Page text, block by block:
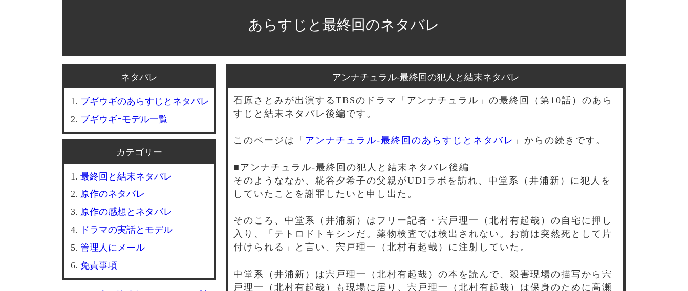
あらすじと最終回のネタバレ
アンナチュラル-最終回の犯人と結末ネタバレ
石原さとみが出演するTBSのドラマ「アンナチュラル」の最終回（第10話）のあら
すじと結末ネタバレ後編です。
このページは「 アンナチュラル-最終回のあらすじとネタバレ 」からの続きです。
■アンナチュラル-最終回の犯人と結末ネタバレ後編
そのようななか、糀谷夕希子の父親がUDIラボを訪れ、中堂系（井浦新）に犯人を
していたことを謝罪したいと申し出た。
そのころ、中堂系（井浦新）はフリー記者・宍戸理一（北村有起哉）の自宅に押し
入り、「テトロドトキシンだ。薬物検査では検出されない。お前は突然死として片
付けられる」と言い、宍戸理一（北村有起哉）に注射していた。
中堂系（井浦新）は宍戸理一（北村有起哉）の本を読んで、殺害現場の描写から宍
戸理一（北村有起哉）も現場に居り、宍戸理一（北村有起哉）は保身のために高瀬
ネタバレ
ブギウギのあらすじとネタバレ
ブギウギｰモデル一覧
カテゴリー
最終回と結末ネタバレ
原作のネタバレ
原作の感想とネタバレ
ドラマの実話とモデル
管理人にメール
免責事項